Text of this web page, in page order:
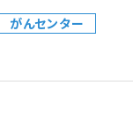
がんセンター